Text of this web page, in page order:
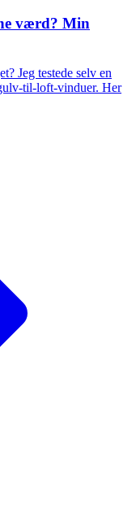
værd? Min
Jeg testede selv en
til-loft-vinduer. Her